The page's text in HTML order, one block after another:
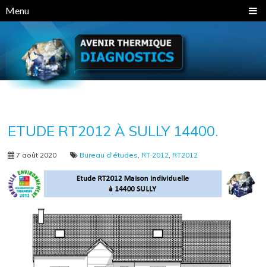
Menu
ETUDE RT2012 À SULLY 14400.
7 août 2020 Bureau d'études RT 2012 RT2012
Panneau de gestion des cookies